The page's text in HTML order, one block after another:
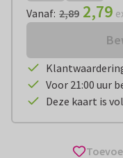
Vanaf: 2,89 2,79
Voor 21:00 uur
Deze kaart is